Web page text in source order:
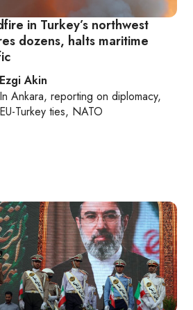
in Turkey’s northwest
dozens, halts maritime
Ezgi Akin
In Ankara, reporting on diplomacy,
EU-Turkey ties, NATO